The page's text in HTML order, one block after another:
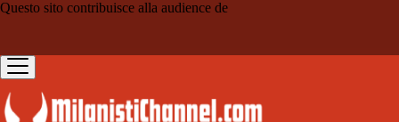
Questo sito contribuisce alla audience de